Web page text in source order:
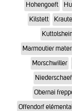
Hohengoeft
Kilstett
Marmoutier
Morschwiller
Obernai
Offendorf